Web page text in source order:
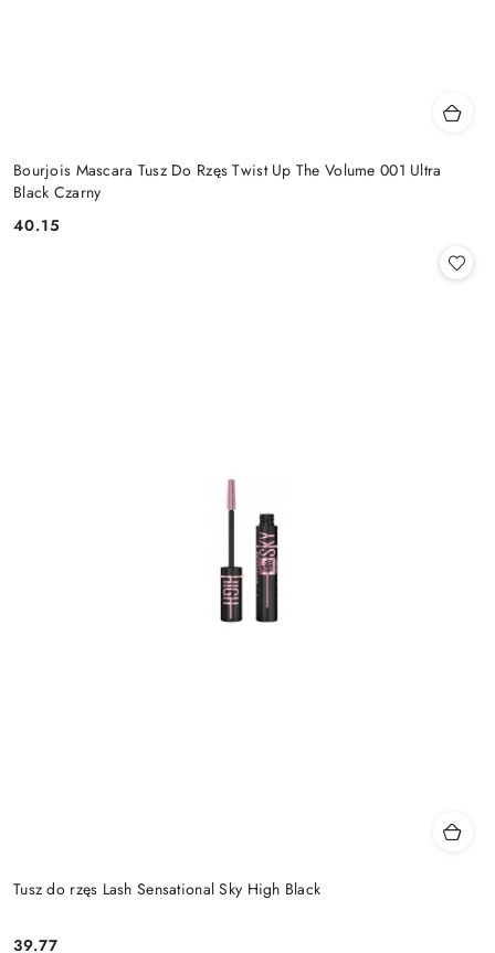
Bourjois Mascara Tusz Do Rzęs Twist Up The Volume 001 Ultra
Black Czarny
Cena:
40.15
Tusz do rzęs Lash Sensational Sky High Black
39.77